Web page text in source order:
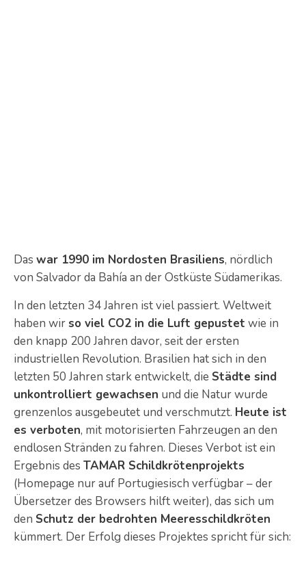
Das war 1990 im Nordosten Brasiliens, nördlich
von Salvador da Bahía an der Ostküste Südamerikas.
In den letzten 34 Jahren ist viel passiert. Weltweit
haben wirso viel CO2 in die Luft gepustet wie in
den knapp 200 Jahren davor, seit der ersten
industriellen Revolution. Brasilien hat sich in den
letzten 50 Jahren stark entwickelt, die Städte sind
unkontrolliert gewachsen und die Natur wurde
grenzenlos ausgebeutet und verschmutzt. Heute ist
es verboten, mit motorisierten Fahrzeugen an den
endlosen Stränden zu fahren. Dieses Verbot ist ein
Ergebnis des TAMAR Schildkrötenprojekts
(Homepage nur auf Portugiesisch verfügbar – der
Übersetzer des Browsers hilft weiter), das sich um
den Schutz der bedrohten Meeresschildkröten
kümmert. Der Erfolg dieses Projektes spricht für sich: